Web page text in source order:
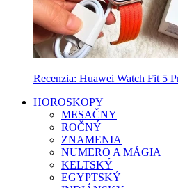
Recenzia: Huawei Watch Fit 5
HOROSKOPY
MESAČNY
ROČNÝ
ZNAMENIA
NUMERO A MÁGIA
KELTSKÝ
EGYPTSKÝ